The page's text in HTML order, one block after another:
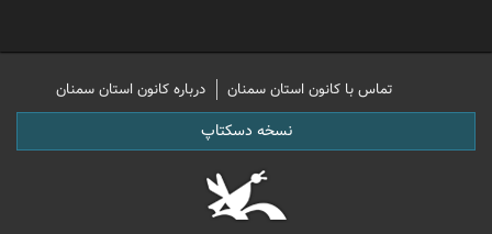
تماس با کانون استان سمنان درباره کانون استان سمنان
نسخه دسکتاپ